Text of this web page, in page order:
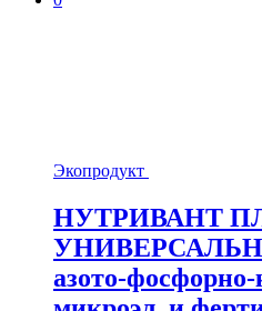
Экопродукт
НУТРИВАНТ
азото-